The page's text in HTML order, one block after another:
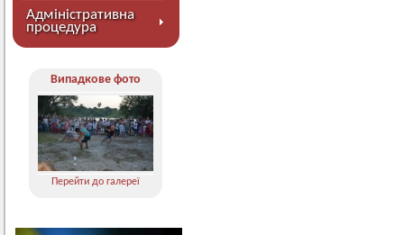
Адміністративна
процедура
Випадкове фото
Перейти до галереї